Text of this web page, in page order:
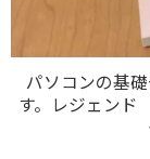
パソコンの基
す。レジェン